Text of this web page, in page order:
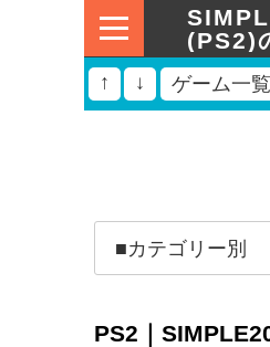
(PS2)
↑ ↓ ゲーム一覧
PS2｜